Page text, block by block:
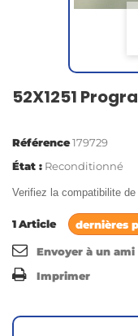
52X1251
Référence179729
État : Reconditionné
Verifiez la compatibilite
1Article dernières
Envoyer à un ami
Imprimer